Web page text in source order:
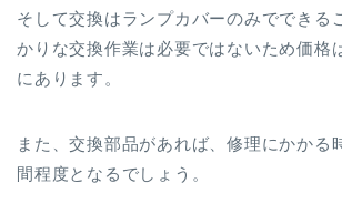
そして交換はランプカバーのみでできる
かりな交換作業は必要ではないため価格
にあります。
また、交換部品があれば、修理にかかる
間程度となるでしょう。